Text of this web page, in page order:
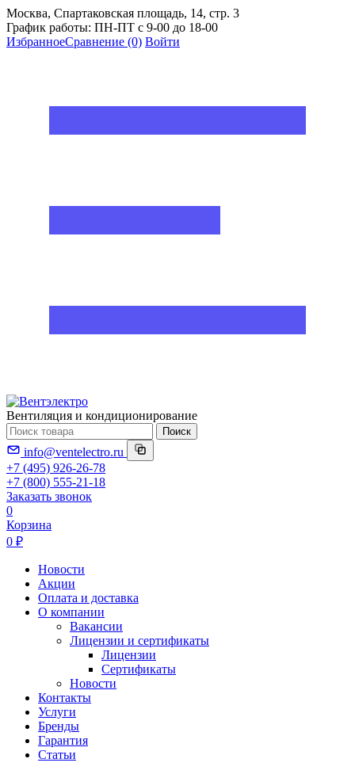
Москва, Спартаковская площадь, 14, стр. 3
График работы: ПН-ПТ с 9-00 до 18-00
ИзбранноеСравнение (0) Войти
Вентиляция и кондиционирование
Поиск
info@ventelectro.ru
+7 (495) 926-26-78
+7 (800) 555-21-18
Заказать звонок
0
Корзина
0 ₽
Новости
Акции
Оплата и доставка
О компании
Вакансии
Лицензии и сертификаты
Лицензии
Сертификаты
Новости
Контакты
Услуги
Бренды
Гарантия
Статьи